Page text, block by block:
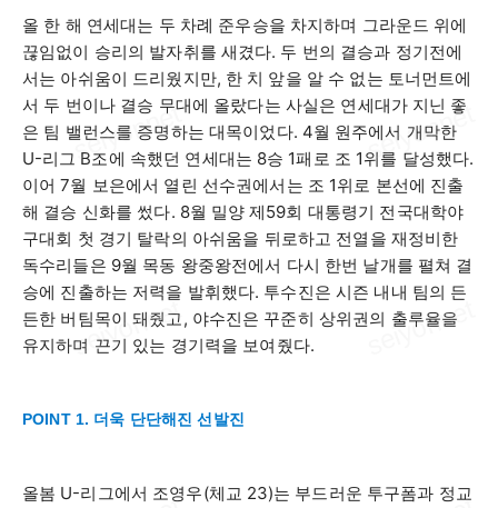
올 한 해 연세대는 두 차례 준우승을 차지하며 그라운드 위에
끊임없이 승리의 발자취를 새겼다. 두 번의 결승과 정기전에
서는 아쉬움이 드리웠지만, 한 치 앞을 알 수 없는 토너먼트에
서 두 번이나 결승 무대에 올랐다는 사실은 연세대가 지닌 좋
은 팀 밸런스를 증명하는 대목이었다. 4월 원주에서 개막한
U-리그 B조에 속했던 연세대는 8승 1패로 조 1위를 달성했다.
이어7월 보은에서 열린 선수권에서는 조 1위로 본선에 진출
해 결승 신화를 썼다. 8월 밀양 제59회 대통령기 전국대학야
구대회 첫 경기 탈락의 아쉬움을 뒤로하고 전열을 재정비한
독수리들은 9월 목동 왕중왕전에서 다시 한번 날개를 펼쳐 결
승에 진출하는 저력을 발휘했다. 투수진은 시즌 내내 팀의 든
든한 버팀목이 돼줬고, 야수진은 꾸준히 상위권의 출루율을
유지하며 끈기 있는 경기력을 보여줬다.
POINT 1. 더욱 단단해진 선발진
올봄 U-리그에서 조영우(체교 23)는 부드러운 투구폼과 정교